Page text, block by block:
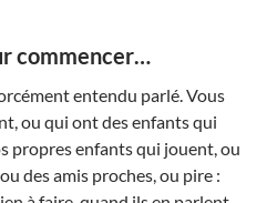
commencer…
entendu parlé. Vous
ou qui ont des enfants qui
propres enfants qui jouent, ou
des amis proches, ou pire :